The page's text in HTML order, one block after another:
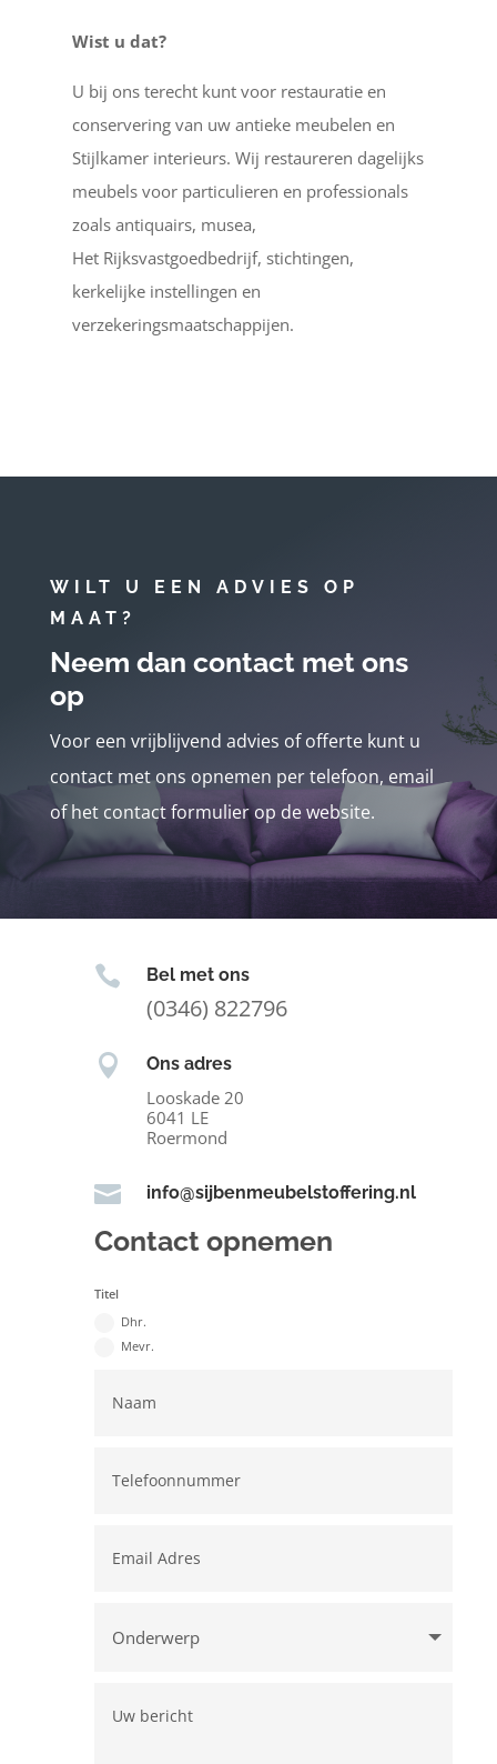
Wist u dat?
U bij ons terecht kunt voor restauratie en
conservering van uw antieke meubelen en
Stijlkamer interieurs. Wij restaureren dagelijks
meubels voor particulieren en professionals
zoals antiquairs, musea,
Het Rijksvastgoedbedrijf, stichtingen,
kerkelijke instellingen en
verzekeringsmaatschappijen.
WILT U EEN ADVIES OP
MAAT?
Neem dan contact met ons
op
Voor een vrijblijvend advies of offerte kunt u
contact met ons opnemen per telefoon, email
of het contact formulier op de website.
 Bel met ons
(0346) 822796
 Ons adres
Looskade 20
6041 LE
Roermond
 info@sijbenmeubelstoffering.nl
Contact opnemen
Titel
Dhr.
Mevr.